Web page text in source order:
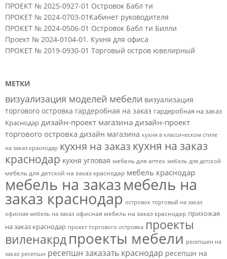
ПРОЕКТ № 2025-0927-01 Островок Бабл ти
ПРОКЕТ № 2024-0703-01Кабинет руководителя
ПРОКЕТ № 2024-0506-01 Островок Бабл ти Билли
Проект № 2024-0104-01. Кухня для офиса
ПРОКЕТ № 2019-0930-01 Торговый остров ювелирный
МЕТКИ
визуализация моделей мебели визуализация
торгового островка гардеробная на заказ гардеробная на заказ
Краснодар дизайн-проект магазина дизайн-проект
торгового островка дизайн магазина кухня в классическом стиле
на заказ краснодар кухня на заказ кухня на заказ
краснодар кухня угловая мебель для аптек мебель для детской
мебель для детской на заказ краснодар мебель краснодар
мебель на заказмебель на
заказ краснодар островок торговый на заказ
офисная мебель на заказ офисная мебель на заказ краснодар прихожая
на заказ краснодар проект торгового островка проекты
виленакрдпроекты мебели ресепшен на
заказ ресепшн ресепшн заказать краснодар ресепшн на